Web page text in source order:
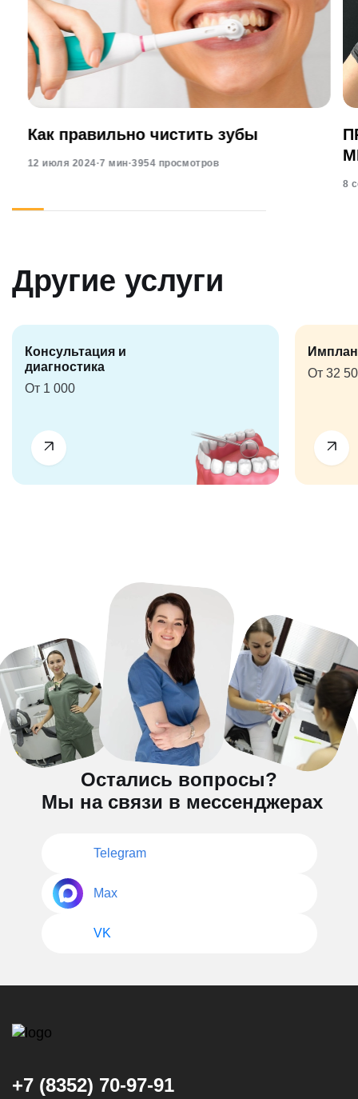
Как правильно чистить зубы
12 июля 2024·7 мин·3954 просмотров
8
Другие услуги
Консультация и
диагностика
От 1 000
От 32
Остались вопросы?
Мы на связи в мессенджерах
Telegram
Max
VK
+7 (8352) 70-97-91